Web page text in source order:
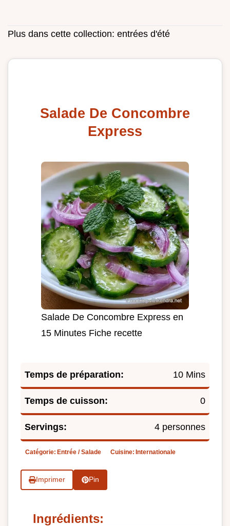
Plus dans cette collection: entrées d'été
Salade De Concombre
Express
Salade De Concombre Express en
15 Minutes Fiche recette
Temps de préparation: 10 Mins
Temps de cuisson: 0
Servings: 4 personnes
Catégorie: Entrée / Salade Cuisine: Internationale
Imprimer Pin
Ingrédients: